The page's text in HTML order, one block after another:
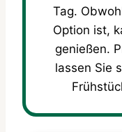
Tag.
Option ist,
genießen.
lassen Sie